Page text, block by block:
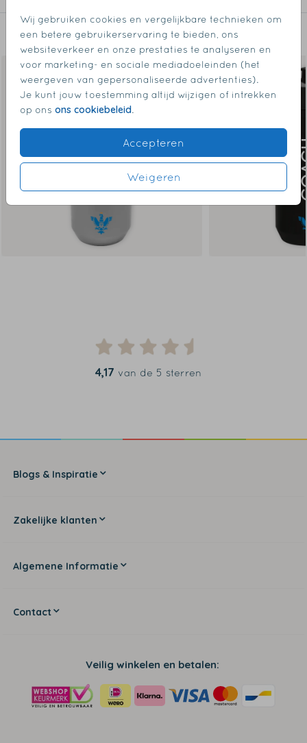
Wij gebruiken cookies en vergelijkbare technieken om
een betere gebruikerservaring te bieden, ons
websiteverkeer en onze prestaties te analyseren en
voor marketing- en sociale mediadoeleinden (het
weergeven van gepersonaliseerde advertenties).
Je kunt jouw toestemming altijd wijzigen of intrekken
op ons ons cookiebeleid.
Accepteren
Weigeren
Dit vind je misschien ook leuk
4,17 van de 5 sterren
Blogs & Inspiratie
Zakelijke klanten
Algemene Informatie
Contact
Veilig winkelen en betalen: